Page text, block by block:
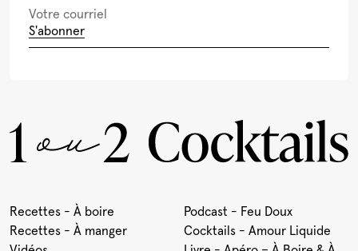
S'abonner
Recettes - À boire
Recettes - À manger
Podcast - Feu Doux
Cocktails - Amour Liquide